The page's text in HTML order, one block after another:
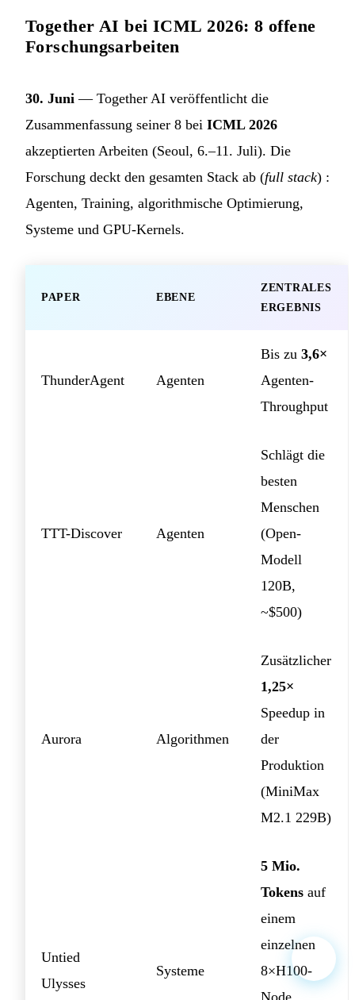
Together AI bei ICML 2026: 8 offene
Forschungsarbeiten
30. Juni — Together AI veröffentlicht die
Zusammenfassung seiner 8 bei ICML 2026
akzeptierten Arbeiten (Seoul, 6.–11. Juli). Die
Forschung deckt den gesamten Stack ab (full stack) :
Agenten, Training, algorithmische Optimierung,
Systeme und GPU-Kernels.
PAPER EBENE
ZENTRALES
ERGEBNIS
ThunderAgent Agenten
Bis zu 3,6×
Agenten-
Throughput
TTT-Discover Agenten
Schlägt die
besten
Menschen
(Open-
Modell
120B,
~$500)
Aurora Algorithmen
Zusätzlicher
1,25×
Speedup in
der
Produktion
(MiniMax
M2.1 229B)
Untied
Ulysses
Systeme
5 Mio.
Tokens auf
einem
einzelnen
8×H100-